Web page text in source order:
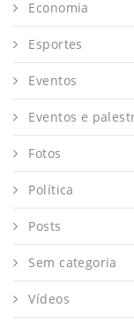
Economia
Esportes
Eventos
Eventos e
Fotos
Política
Posts
Sem categoria
Vídeos